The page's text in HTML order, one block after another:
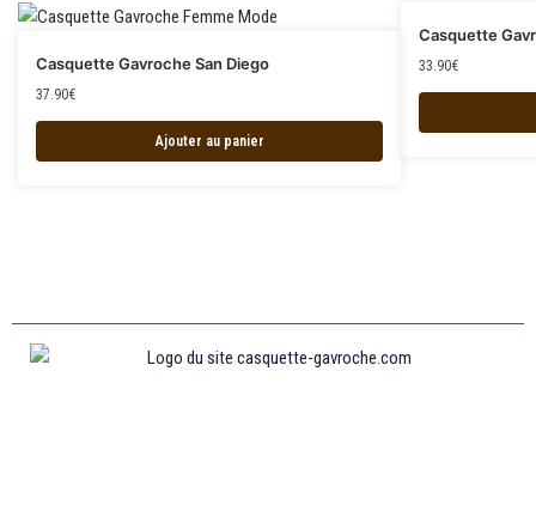
Casquette Gavroche San Diego
37.90€
Ajouter au panier
Casquette
33.90€